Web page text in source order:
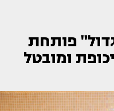
פותחת
ומובטל